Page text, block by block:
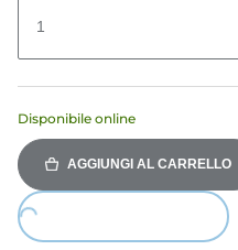
1
Disponibile online
AGGIUNGI AL CARRELLO